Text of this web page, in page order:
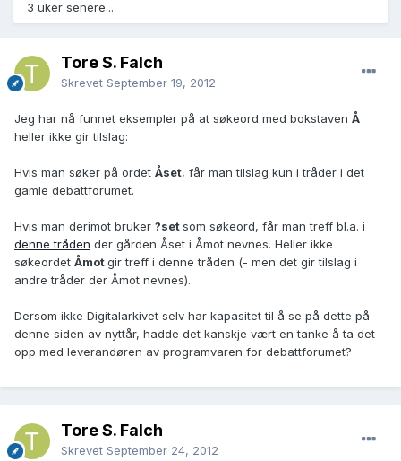
3 uker senere...
Tore S. Falch
Skrevet September 19, 2012
Jeg har nå funnet eksempler på at søkeord med bokstaven Å
heller ikke gir tilslag:
Hvis man søker på ordet Åset, får man tilslag kun i tråder i det
gamle debattforumet.
Hvis man derimot bruker ?setsom søkeord, får man treff bl.a. i
denne tråden der gården Åset i Åmot nevnes. Heller ikke
søkeordet Åmotgir treff i denne tråden (- men det gir tilslag i
andre tråder der Åmot nevnes).
Dersom ikke Digitalarkivet selv har kapasitet til å se på dette på
denne siden av nyttår, hadde det kanskje vært en tanke å ta det
opp med leverandøren av programvaren for debattforumet?
Tore S. Falch
Skrevet September 24, 2012